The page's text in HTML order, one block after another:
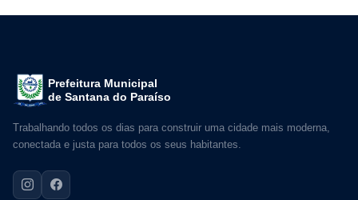
Prefeitura Municipal
de Santana do Paraíso
Trabalhando todos os dias para construir uma cidade mais moderna,
conectada e justa para todos os seus habitantes.